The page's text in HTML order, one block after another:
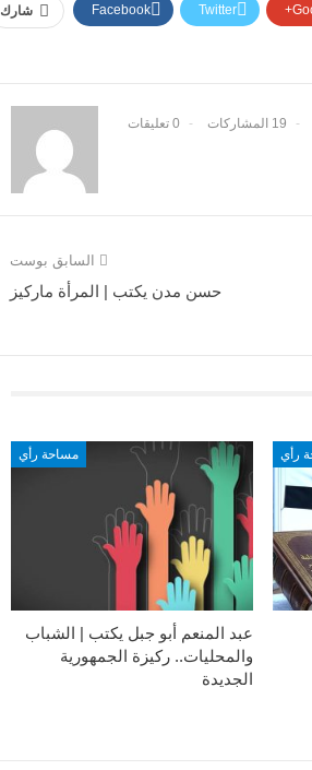
شارك Facebook Twitter
19 المشاركات 0 تعليقات
السابق بوست
حسن مدن يكتب | المرأة ماركيز
مساحة رأي
عبد المنعم أبو جبل يكتب | الشباب
والمحليات.. ركيزة الجمهورية
الجديدة
رأي